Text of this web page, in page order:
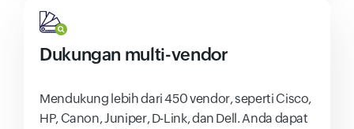
Dukungan multi-vendor
Mendukung lebih dari 450 vendor, seperti Cisco,
HP, Canon, Juniper, D-Link, dan Dell. Anda dapat